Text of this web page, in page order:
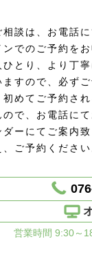
相談は、お電話
ンでのご予約を
ひとり、より丁
ますので、必ず
初めてご予約さ
ので、お電話に
ダーにてご案内
ご予約ください
営業時間 9:30～